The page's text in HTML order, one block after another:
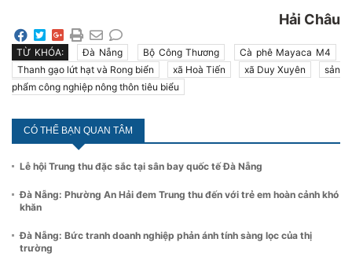
Hải Châu
TỪ KHÓA: Đà Nẵng Bộ Công Thương
Cà phê Mayaca M4
Thanh gạo lứt hạt và Rong biển
xã Hoà Tiến xã Duy Xuyên
sản
phẩm công nghiệp nông thôn tiêu biểu
CÓ THỂ BẠN QUAN TÂM
Lễ hội Trung thu đặc sắc tại sân bay quốc tế Đà Nẵng
Đà Nẵng: Phường An Hải đem Trung thu đến với trẻ em hoàn cảnh khó
khăn
Đà Nẵng: Bức tranh doanh nghiệp phản ánh tính sàng lọc của thị
trường